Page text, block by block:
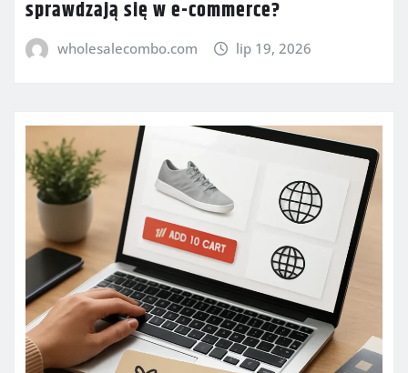
sprawdzają się w e-commerce?
wholesalecombo.com lip 19, 2026